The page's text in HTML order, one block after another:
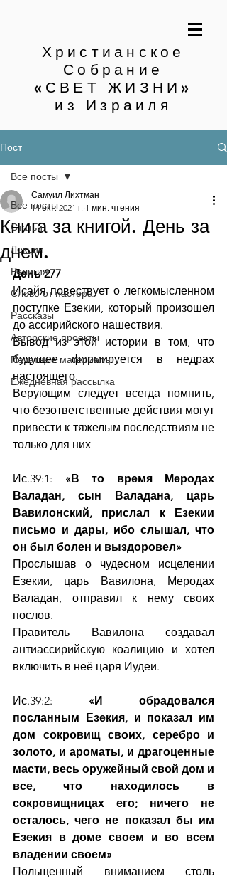
Христианское
Собрание
«СВЕТ ЖИЗНИ»
из Израиля
Пост
Все посты
Статьи
Лекции
Религия
Слово от пастора
Рассказы
Авторские проекты
Печатные материалы
Ежедневная рассылка
Все посты
Книга за книгой. День за
днем.
Самуил Лихтман
14 окт. 2021 г. 1 мин. чтения
День 277
Исайя повествует о легкомысленном
поступке Езекии, который произошел
до ассирийского нашествия.
Вывод из этой истории в том, что
будущее формируется в недрах
настоящего.
Верующим следует всегда помнить,
что безответственные действия могут
привести к тяжелым последствиям не
только для них
Ис.39:1: «В то время Меродах
Валадан, сын Валадана, царь
Вавилонский, прислал к Езекии
письмо и дары, ибо слышал, что
он был болен и выздоровел»
Прослышав о чудесном исцелении
Езекии, царь Вавилона, Меродах
Валадан, отправил к нему своих
послов.
Правитель Вавилона создавал
антиассирийскую коалицию и хотел
включить в неё царя Иудеи.
Ис.39:2: «И обрадовался
посланным Езекия, и показал им
дом сокровищ своих, серебро и
золото, и ароматы, и драгоценные
масти, весь оружейный свой дом и
все, что находилось в
сокровищницах его; ничего не
осталось, чего не показал бы им
Езекия в доме своем и во всем
владении своем»
Польщенный вниманием столь